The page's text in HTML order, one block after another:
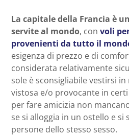
La capitale della Francia è
servite al mondo, con voli
provenienti da tutto il
esigenza di prezzo e di
considerata relativamente
sole è sconsigliabile vestirsi
vistosa e/o provocante in
per fare amicizia non
se si alloggia in un ostello e si
persone dello stesso sesso.